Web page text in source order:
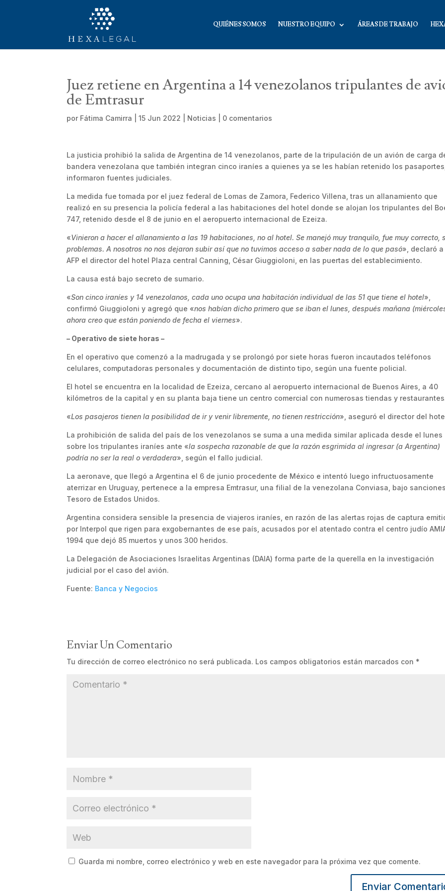
QUIÉNES SOMOS NUESTRO EQUIPO ÁREAS DE TRABAJO
Juez retiene en Argentina a 14 venezolanos tripulantes de
de Emtrasur
por Fátima Camirra |15 Jun 2022 Noticias 0 comentarios
La justicia prohibió la salida de Argentina de 14 venezolanos, parte de la tripulación de un avión de carga
bandera venezolana que también integran cinco iraníes a quienes ya se les habían retenido los pasaportes,
informaron fuentes judiciales.
La medida fue tomada por el juez federal de Lomas de Zamora, Federico Villena, tras un allanamiento que
realizó en su presencia la policía federal a las habitaciones del hotel donde se alojan los tripulantes del
747, retenido desde el 8 de junio en el aeropuerto internacional de Ezeiza.
«Vinieron a hacer el allanamiento a las 19 habitaciones, no al hotel. Se manejó muy tranquilo, fue muy correcto,
problemas. A nosotros no nos dejaron subir así que no tuvimos acceso a saber nada de lo que pasó», declaró a
AFP el director del hotel Plaza central Canning, César Giuggioloni, en las puertas del establecimiento.
La causa está bajo secreto de sumario.
«Son cinco iraníes y 14 venezolanos, cada uno ocupa una habitación individual de las 51 que tiene el hotel»,
confirmó Giuggioloni y agregó que «nos habían dicho primero que se iban el lunes, después mañana
ahora creo que están poniendo de fecha el viernes».
– Operativo de siete horas –
En el operativo que comenzó a la madrugada y se prolongó por siete horas fueron incautados teléfonos
celulares, computadoras personales y documentación de distinto tipo, según una fuente policial.
El hotel se encuentra en la localidad de Ezeiza, cercano al aeropuerto internacional de Buenos Aires, a 40
kilómetros de la capital y en su planta baja tiene un centro comercial con numerosas tiendas y
«Los pasajeros tienen la posibilidad de ir y venir libremente, no tienen restricción», aseguró el director del
La prohibición de salida del país de los venezolanos se suma a una medida similar aplicada desde el lunes
sobre los tripulantes iraníes ante «la sospecha razonable de que la razón esgrimida al ingresar (a Argentina)
podría no ser la real o verdadera», según el fallo judicial.
La aeronave, que llegó a Argentina el 6 de junio procedente de México e intentó luego infructuosamente
aterrizar en Uruguay, pertenece a la empresa Emtrasur, una filial de la venezolana Conviasa, bajo
Tesoro de Estados Unidos.
Argentina considera sensible la presencia de viajeros iraníes, en razón de las alertas rojas de captura
por Interpol que rigen para exgobernantes de ese país, acusados por el atentado contra el centro judío
1994 que dejó 85 muertos y unos 300 heridos.
La Delegación de Asociaciones Israelitas Argentinas (DAIA) forma parte de la querella en la investigación
judicial por el caso del avión.
Fuente: Banca y Negocios
Enviar Un Comentario
Tu dirección de correo electrónico no será publicada. Los campos obligatorios están marcados con *
Guarda mi nombre, correo electrónico y web en este navegador para la próxima vez que comente.